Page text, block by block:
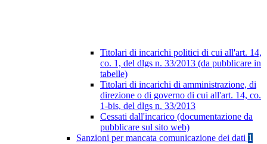
Titolari di incarichi politici di cui all'art. 14,
co. 1, del dlgs n. 33/2013 (da pubblicare in
tabelle)
Titolari di incarichi di amministrazione, di
direzione o di governo di cui all'art. 14, co.
1-bis, del dlgs n. 33/2013
Cessati dall'incarico (documentazione da
pubblicare sul sito web)
Sanzioni per mancata comunicazione dei dati 1